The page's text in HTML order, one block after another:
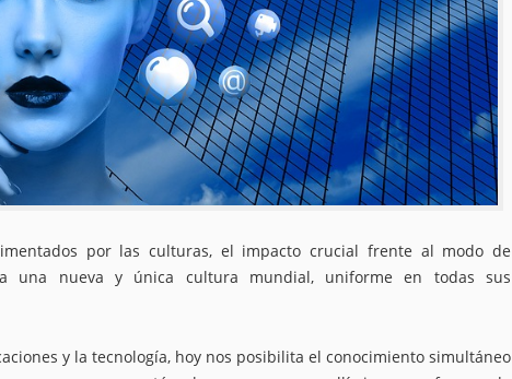
por las culturas, el impacto crucial frente al modo de
una nueva y única cultura mundial, uniforme en todas sus
y la tecnología, hoy nos posibilita el conocimiento simultáneo